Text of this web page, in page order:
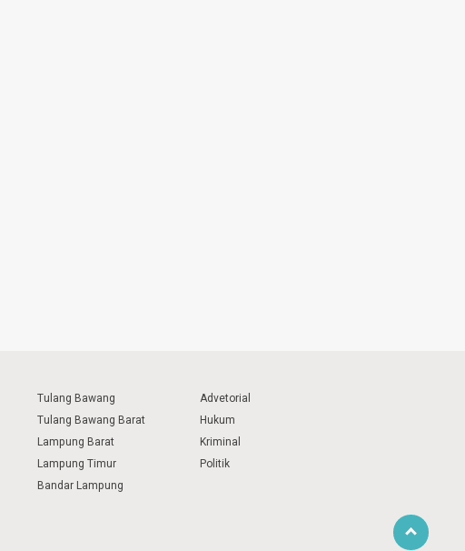
Tulang Bawang
Tulang Bawang Barat
Lampung Barat
Lampung Timur
Bandar Lampung
Advetorial
Hukum
Kriminal
Politik